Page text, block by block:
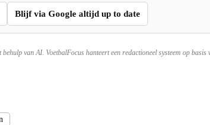
Blijf via Google altijd up to date
van AI. VoetbalFocus hanteert een redactioneel systeem op basis